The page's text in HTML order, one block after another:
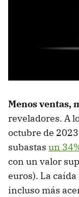
Menos ventas,
reveladores. A
octubre de
subastas un
con un valor
euros). La
incluso más